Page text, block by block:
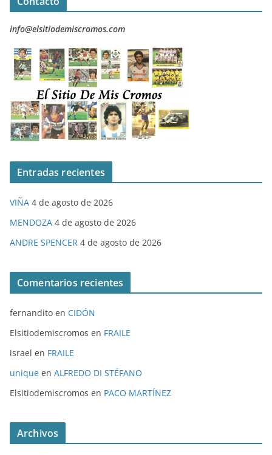
info@elsitiodemiscromos.com
Entradas recientes
VIÑA 4 de agosto de 2026
MENDOZA 4 de agosto de 2026
ANDRE SPENCER 4 de agosto de 2026
Comentarios recientes
fernandito en CIDÓN
Elsitiodemiscromos en FRAILE
israel en FRAILE
unique en ALFREDO DI STÉFANO
Elsitiodemiscromos en PACO MARTÍNEZ
Archivos